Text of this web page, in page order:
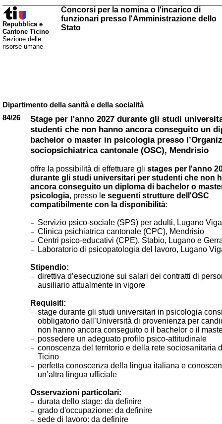
Repubblica e
Cantone Ticino
Sezione delle
risorse umane
Concorsi per la nomina o l'incarico di
funzionari presso l'Amministrazione dello
Stato
Dipartimento della sanità e della socialità
84/26
Stage per l'anno 2027 durante gli studi
studenti che non hanno ancora conseguito un
bachelor o master in psicologia presso
sociopsichiatrica cantonale (OSC), Mendrisio
offre la possibilità di effettuare gli stages per l'anno
durante gli studi universitari per studenti che non
ancora conseguito un diploma di bachelor o
psicologia, presso l e seguenti strutture dell'OSC
compatibilmente con la disponibilità:
Servizio psico-sociale (SPS) per adulti, Lugano
Clinica psichiatrica cantonale (CPC), Mendrisio
Centri psico-educativi (CPE), Stabio, Lugano e
Laboratorio di psicopatologia del lavoro, Lugano
Stipendio:
direttiva d’esecuzione sui salari dei contratti di
ausiliario attualmente in vigore
Requisiti:
stage durante gli studi universitari in psicologia
obbligatorio dall’Università di provenienza per
non hanno ancora conseguito o il bachelor o il
possedere un adeguato profilo psico-attitudinale
conoscenza del territorio e della rete sociosanitaria
Ticino
perfetta conoscenza della lingua italiana e
un’altra lingua ufficiale
Osservazioni particolari:
durata dello stage: da definire
grado d'occupazione: da definire
sede di lavoro: da definire